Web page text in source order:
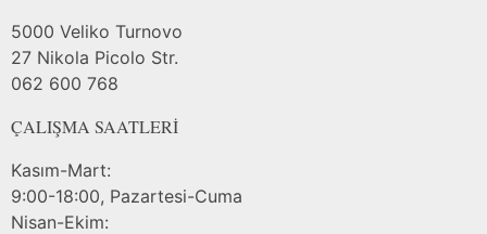
5000 Veliko Turnovo
27 Nikola Picolo Str.
062 600 768
ÇALIŞMA SAATLERİ
Kasım-Mart:
9:00-18:00, Pazartesi-Cuma
Nisan-Ekim: